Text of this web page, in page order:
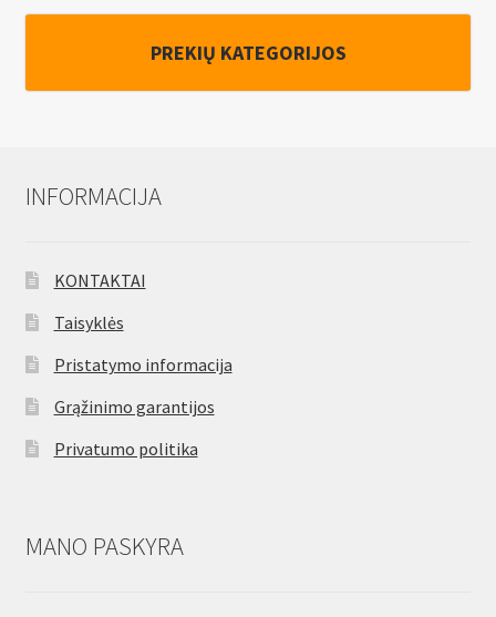
PREKIŲ KATEGORIJOS
INFORMACIJA
KONTAKTAI
Taisyklės
Pristatymo informacija
Grąžinimo garantijos
Privatumo politika
MANO PASKYRA